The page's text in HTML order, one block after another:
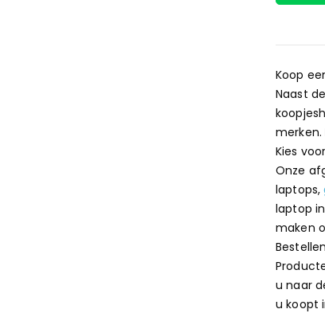
Koop
Naast
Kies
Onze
laptops,
laptop
maken
u naar
u koopt